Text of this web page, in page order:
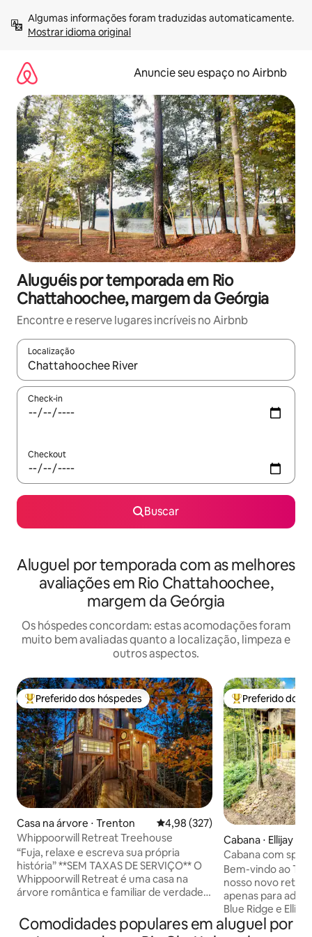
para
Mostrar idioma original
Anuncie seu espaço no Airbnb
Aluguéis por temporada em Rio
Chattahoochee, margem da Geórgia
Encontre e reserve lugares incríveis no Airbnb
Localização
Quando os resultados estiverem disponíveis, explore-os
Check-in
Checkout
Buscar
Aluguel por temporada com as melhores
avaliações em Rio Chattahoochee,
margem da Geórgia
Os hóspedes concordam: estas acomodações foram
muito bem avaliadas quanto a localização, limpeza e
outros aspectos.
Entre os melhores preferidos dos hóspedes
Preferido dos hóspedes
Casa na árvore ⋅ Trenton 4,98 de uma avaliação média de
4,98 (327)
Whippoorwill Retreat Treehouse
“Fuja, relaxe e escreva sua própria
história” **SEM TAXAS DE SERVIÇO** O
Whippoorwill Retreat é uma casa na
árvore romântica e familiar de verdade,
Chattanooga. Este refúgio tranquilo
oferece vistas do chão ao teto, um local
Entre os
Preferido dos
Cabana ⋅ Ellijay
Cabana com spa
banheira de
frio, sauna
Bem-vindo ao
nosso novo retiro
apenas para
Blue Ridge e
riacho com uma
Comodidades populares em aluguel por